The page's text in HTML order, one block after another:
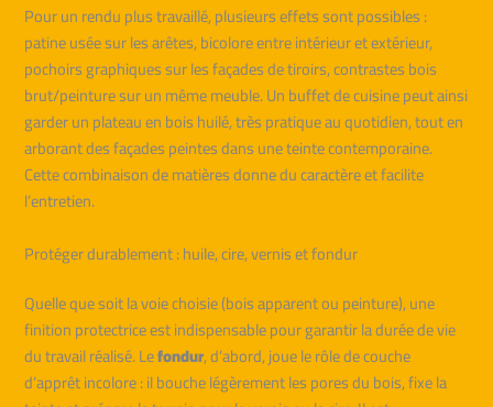
Pour un rendu plus travaillé, plusieurs effets sont possibles :
patine usée sur les arêtes, bicolore entre intérieur et extérieur,
pochoirs graphiques sur les façades de tiroirs, contrastes bois
brut/peinture sur un même meuble. Un buffet de cuisine peut ainsi
garder un plateau en bois huilé, très pratique au quotidien, tout en
arborant des façades peintes dans une teinte contemporaine.
Cette combinaison de matières donne du caractère et facilite
l’entretien.
Protéger durablement : huile, cire, vernis et fondur
Quelle que soit la voie choisie (bois apparent ou peinture), une
finition protectrice est indispensable pour garantir la durée de vie
du travail réalisé. Lefondur, d’abord, joue le rôle de couche
d’apprêt incolore : il bouche légèrement les pores du bois, fixe la